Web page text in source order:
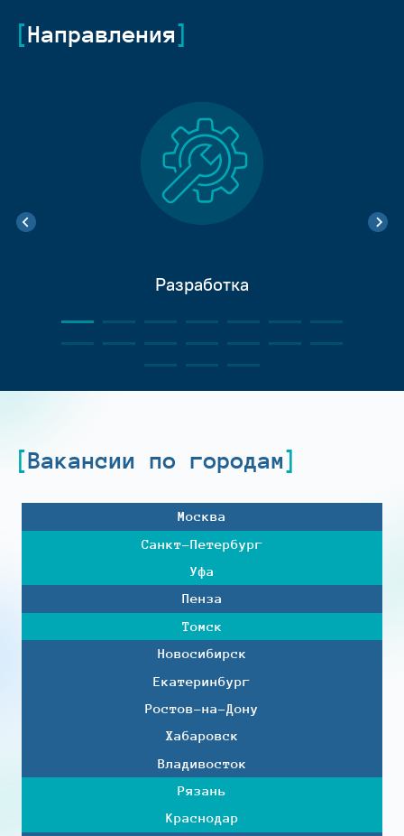
Направления
Разработка
Вакансии по городам
Москва
Санкт-Петербург
Уфа
Пенза
Томск
Новосибирск
Екатеринбург
Ростов-на-Дону
Хабаровск
Владивосток
Рязань
Краснодар